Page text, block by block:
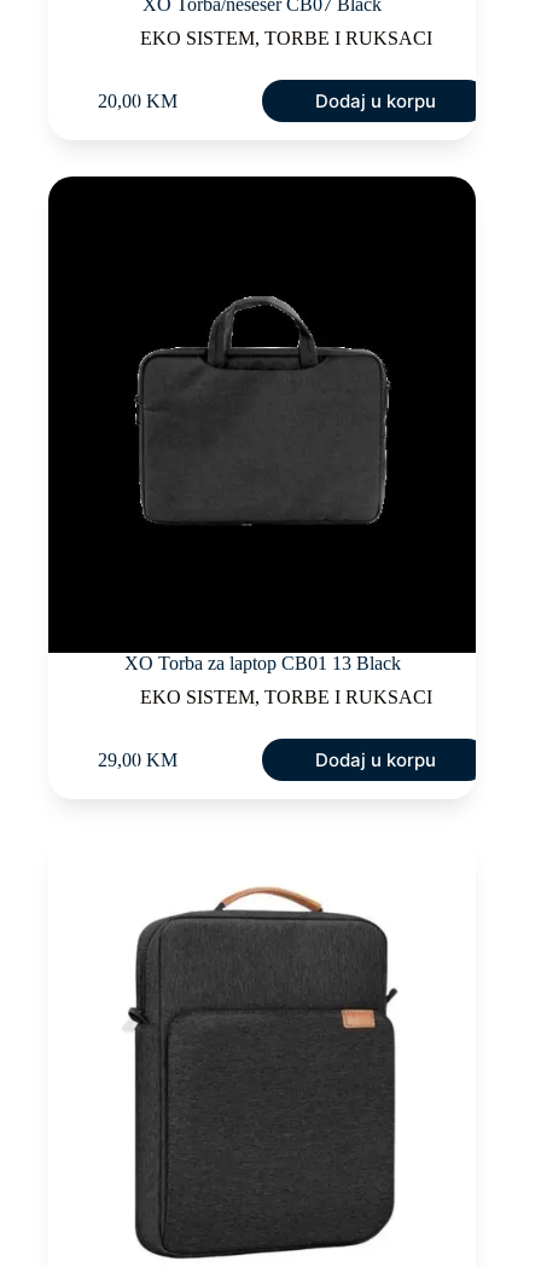
XO Torba/neseser CB07 Black
EKO SISTEM,TORBE I RUKSACI
20,00 KM Dodaj u korpu
XO Torba za laptop CB01 13 Black
EKO SISTEM,TORBE I RUKSACI
29,00 KM Dodaj u korpu